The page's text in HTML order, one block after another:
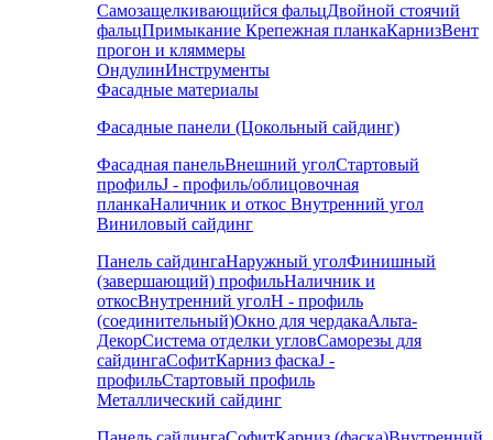
Самозащелкивающийся фальцДвойной стоячий
фальцПримыкание Крепежная планкаКарнизВент
прогон и кляммеры
ОндулинИнструменты
Фасадные материалы
Фасадные панели (Цокольный сайдинг)
Фасадная панельВнешний уголСтартовый
профильJ - профиль/облицовочная
планкаНаличник и откос Внутренний угол
Виниловый сайдинг
Панель сайдингаНаружный уголФинишный
(завершающий) профильНаличник и
откосВнутренний уголH - профиль
(соединительный)Окно для чердакаАльта-
ДекорСистема отделки угловСаморезы для
сайдингаСофитКарниз фаскаJ -
профильСтартовый профиль
Металлический сайдинг